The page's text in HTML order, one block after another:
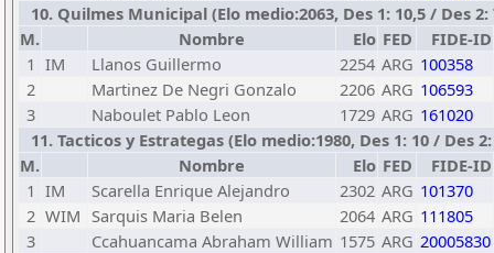
10. Quilmes Municipal (Elo medio:2063, Des 1: 10,5 / Des 2:
M.
Nombre Elo FED
FIDE-ID
1 IM Llanos Guillermo 2254 ARG 100358
2
Martinez De Negri Gonzalo 2206 ARG 106593
3
Naboulet Pablo Leon 1729 ARG 161020
11. Tacticos y Estrategas (Elo medio:1980, Des 1: 10 / Des
M.
Nombre Elo FED
FIDE-ID
1 IM Scarella Enrique Alejandro 2302 ARG 101370
2 WIM Sarquis Maria Belen 2064 ARG 111805
3
Ccahuancama Abraham William 1575 ARG 20005830